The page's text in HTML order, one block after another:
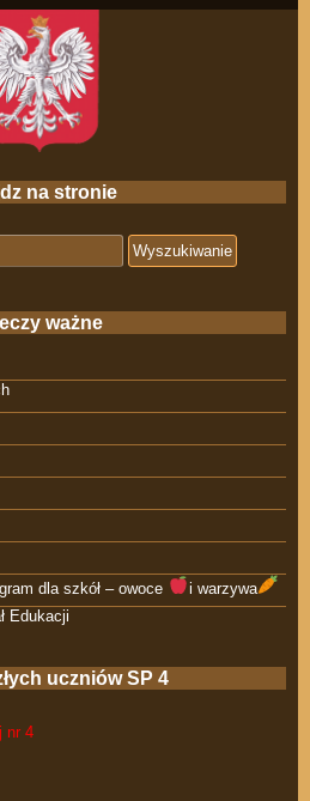
na stronie
ważne
dla szkół – owoce
i warzywa
Edukacji
uczniów SP 4
nr 4